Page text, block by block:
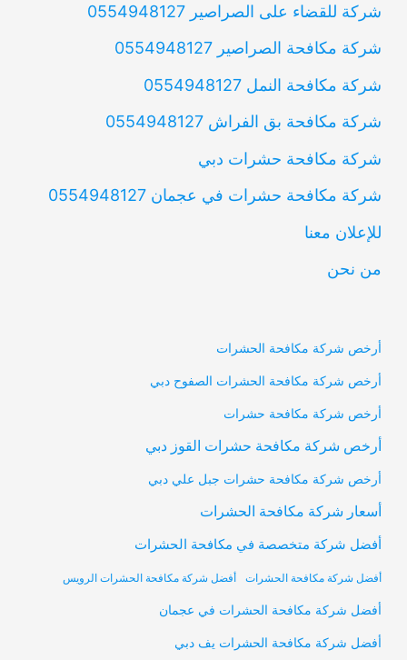
شركة للقضاء على الصراصير 0554948127
شركة مكافحة الصراصير 0554948127
شركة مكافحة النمل 0554948127
شركة مكافحة بق الفراش 0554948127
شركة مكافحة حشرات دبي
شركة مكافحة حشرات في عجمان 0554948127
للإعلان معنا
من نحن
أرخص شركة مكافحة الحشرات
أرخص شركة مكافحة الحشرات الصفوح دبي
أرخص شركة مكافحة حشرات
أرخص شركة مكافحة حشرات القوز دبي
أرخص شركة مكافحة حشرات جبل علي دبي
أسعار شركة مكافحة الحشرات
أفضل شركة متخصصة في مكافحة الحشرات
أفضل شركة مكافحة الحشرات أفضل شركة مكافحة الحشرات الرويس
أفضل شركة مكافحة الحشرات في عجمان
أفضل شركة مكافحة الحشرات يف دبي